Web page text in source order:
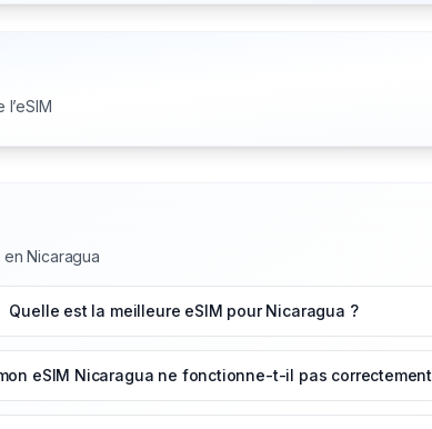
Nicaragua
Quelle est la meilleure eSIM pour Nicaragua ?
eSIM Nicaragua ne fonctionne-t-il pas